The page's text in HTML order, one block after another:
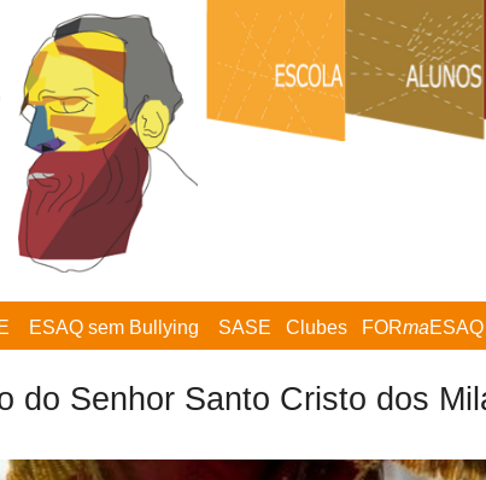
ESAQ sem Bullying SASE Clubes FORmaESAQ
do Senhor Santo Cristo dos